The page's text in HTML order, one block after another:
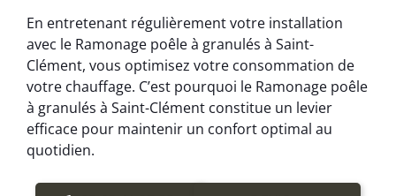
En entretenant régulièrement votre installation
avec le Ramonage poêle à granulés à Saint-
Clément, vous optimisez votre consommation de
votre chauffage. C’est pourquoi le Ramonage poêle
à granulés à Saint-Clément constitue un levier
efficace pour maintenir un confort optimal au
quotidien.